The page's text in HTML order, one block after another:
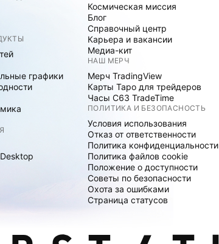
графики
Космическая миссия
Блог
Справочный центр
Карьера и вакансии
Медиа-кит
НАШ МЕРЧ
Мерч TradingView
Карты Таро для трейдеров
Часы C63 TradeTime
ПОЛИТИКА И БЕЗОПАСНОСТЬ
Условия использования
Отказ от ответственности
Политика конфиденциальности
Политика файлов cookie
Положение о доступности
Советы по безопасности
Охота за ошибками
Страница статусов